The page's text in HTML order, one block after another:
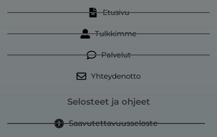
b
o
o
k
Etusivu
Tulkkimme
Palvelut
Yhteydenotto
Selosteet ja ohjeet
Saavutettavuusseloste